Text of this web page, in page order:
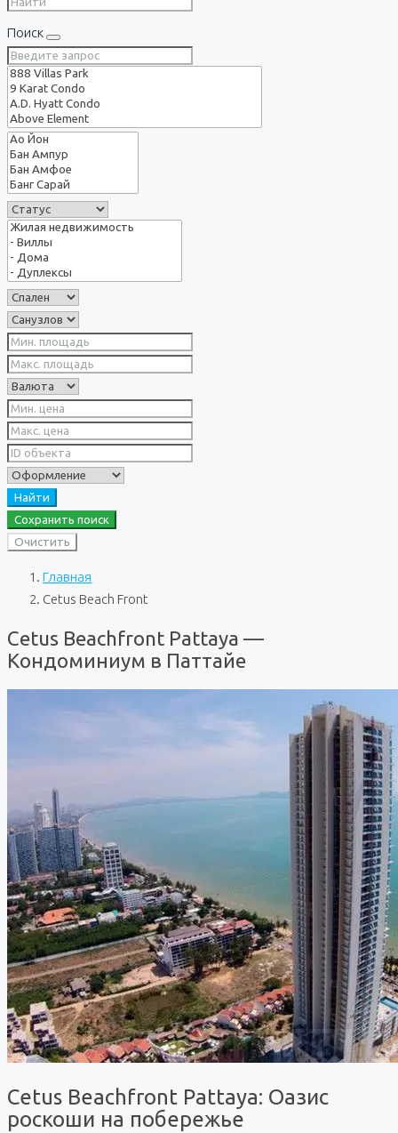
Поиск
Найти
Сохранить поиск
Очистить
Главная
Cetus Beach Front
Cetus Beachfront Pattaya —
Кондоминиум в Паттайе
Cetus Beachfront Pattaya: Оазис
роскоши на побережье